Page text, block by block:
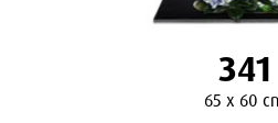
341
65 x 60